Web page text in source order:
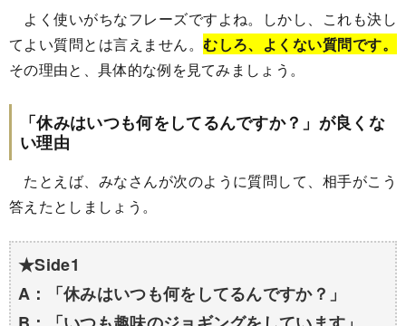
よく使いがちなフレーズですよね。しかし、これも決し
てよい質問とは言えません。むしろ、よくない質問です。
その理由と、具体的な例を見てみましょう。
「休みはいつも何をしてるんですか？」が良くな
い理由
たとえば、みなさんが次のように質問して、相手がこう
答えたとしましょう。
★Side1
A：「休みはいつも何をしてるんですか？」